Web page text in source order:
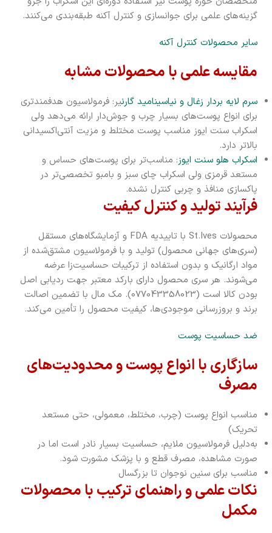
گزینه‌های علمی برای جوانسازی و کنترل آکنه طبقه‌بندی می‌کنند.
سایر محصولات کنترل آکنه
مقایسه علمی با محصولات مشابه
سرم لایه بردار زغال و نیاسینامید گارنیر: فرمولاسیون هدفمندتری
برای انواع پوست‌های بسیار چرب و جوش‌دار ارائه می‌دهد ولی
اسکراب سنت ایوز مناسب پوست‌ مختلط و مزیت آنتی‌اکسیدانی
بالاتر دارد.
اسکراب هلو سنت ایوز: مناسب‌تر برای پوست‌های حساس و
مستعد قرمزی ولی اسکراب چای سبز و بامبو تخصصی‌تر در
پاکسازی منافذ و چربی کنترل نشده.
فرآیند تولید و کنترل کیفیت
محصولات St.Ives با تاییدیه FDA و آزمایشگاه‌های مستقل
(سری‌های جهانی محصول) تولید و با فرمولاسیون مشتق‌شده از
مواد ارگانیک و بدون استفاده از ترکیبات حساسیت‌زا عرضه
می‌شوند. هر سری محصول دارای بارکد معتبر جهت ردیابی اصل
بودن کالا است (077043358023). مک مال با تضمین اصالت
برند و بروزرسانی موجودی‌ها، کیفیت محصول را تأمین می‌کند.
ضد حساسیت پوست
سازگاری با انواع پوست و محدودیت‌های
مصرف
مناسب انواع پوست (چرب، مختلط، معمولی، حتی مستعد
تحریک)
به‌دلیل فرمولاسیون ملایم، حساسیت بسیار نادر است اما در
صورت مشاهده، مصرف قطع و با پزشک مشورت شود.
مناسب برای سنین نوجوان تا بزرگسال
نکات علمی و راهنمای ترکیب با محصولات
مکمل